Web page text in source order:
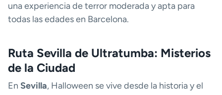
una experiencia de terror moderada y apta para
todas las edades en Barcelona.
Ruta Sevilla de Ultratumba: Misterios
de la Ciudad
En Sevilla, Halloween se vive desde la historia y el